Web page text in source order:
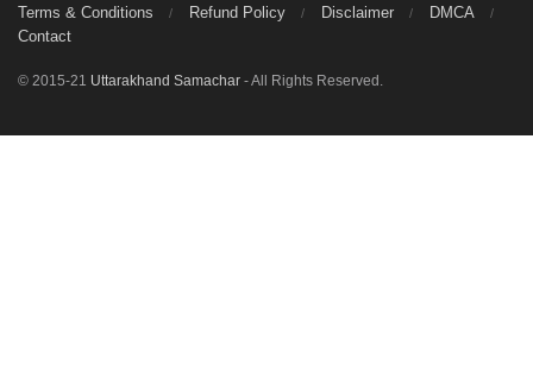
Terms & Conditions
Refund Policy Disclaimer
DMCA
Contact
© 2015-21 Uttarakhand Samachar - All Rights Reserved.